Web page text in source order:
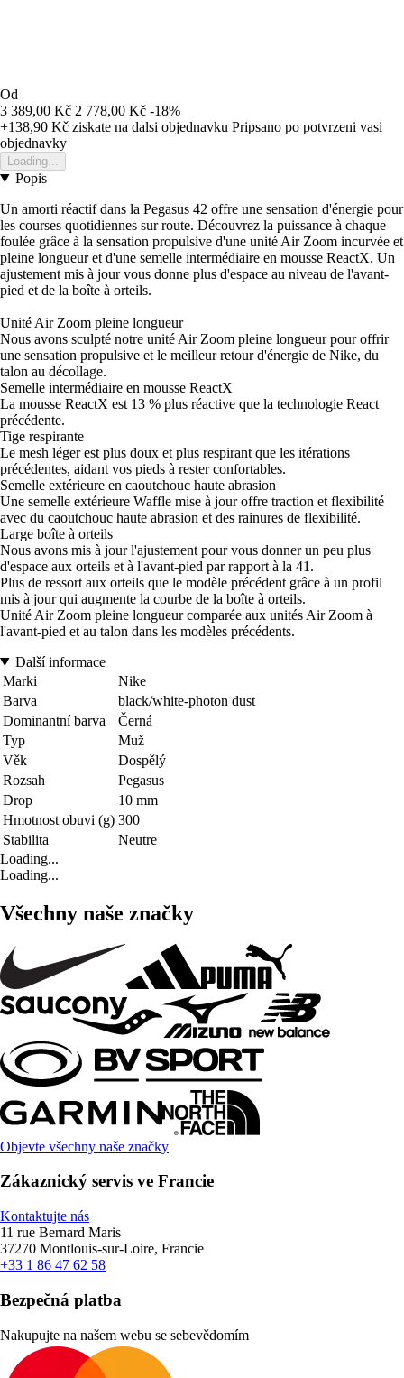
Od
3 389,00 Kč 2 778,00 Kč -18%
+138,90 Kč ziskate na dalsi objednavku Pripsano po potvrzeni vasi
objednavky
Loading...
Popis
Un amorti réactif dans la Pegasus 42 offre une sensation d'énergie pour
les courses quotidiennes sur route. Découvrez la puissance à chaque
foulée grâce à la sensation propulsive d'une unité Air Zoom incurvée et
pleine longueur et d'une semelle intermédiaire en mousse ReactX. Un
ajustement mis à jour vous donne plus d'espace au niveau de l'avant-
pied et de la boîte à orteils.
Unité Air Zoom pleine longueur
Nous avons sculpté notre unité Air Zoom pleine longueur pour offrir
une sensation propulsive et le meilleur retour d'énergie de Nike, du
talon au décollage.
Semelle intermédiaire en mousse ReactX
La mousse ReactX est 13 % plus réactive que la technologie React
précédente.
Tige respirante
Le mesh léger est plus doux et plus respirant que les itérations
précédentes, aidant vos pieds à rester confortables.
Semelle extérieure en caoutchouc haute abrasion
Une semelle extérieure Waffle mise à jour offre traction et flexibilité
avec du caoutchouc haute abrasion et des rainures de flexibilité.
Large boîte à orteils
Nous avons mis à jour l'ajustement pour vous donner un peu plus
d'espace aux orteils et à l'avant-pied par rapport à la 41.
Plus de ressort aux orteils que le modèle précédent grâce à un profil
mis à jour qui augmente la courbe de la boîte à orteils.
Unité Air Zoom pleine longueur comparée aux unités Air Zoom à
l'avant-pied et au talon dans les modèles précédents.
Další informace
Marki
Nike
Barva
black/white-photon dust
Dominantní barva
Černá
Typ
Muž
Věk
Dospělý
Rozsah
Pegasus
Drop
10 mm
Hmotnost obuvi (g) 300
Stabilita
Neutre
Loading...
Loading...
Všechny naše značky
Objevte všechny naše značky
Zákaznický servis ve Francie
Kontaktujte nás
11 rue Bernard Maris
37270 Montlouis-sur-Loire, Francie
+33 1 86 47 62 58
Bezpečná platba
Nakupujte na našem webu se sebevědomím